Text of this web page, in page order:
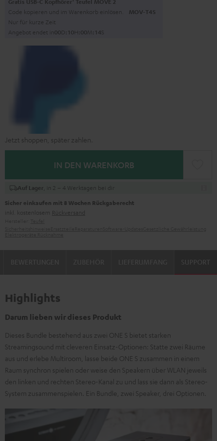
Gratis USB-C Kopfhörer Teufel MOVE 2
Code kopieren und im Warenkorb einlösen. MOV-T4S
Nur für kurze Zeit
Angebot endet in00D:10H:00M:13S
Jetzt shoppen, später zahlen.
IN DEN WARENKORB
Auf Lager , in 2 – 4 Werktagen bei dir
Sicher einkaufen mit 8 Wochen Rückgaberecht
inkl. kostenlosem Rückversand
SUPPORT
Highlights
Darum lieben wir dieses Produkt
Dieses Bundle bestehend aus zwei ONE S bietet starken
Streamingsound mit cleveren Einsatz-Optionen: Statte zwei Räume
aus und erlebe Multiroom, lasse beide ONE S zusammen in einem
Raum synchron spielen oder weise den Speakern über WLAN jeweils
den linken und rechten Stereo-Kanal zu und lass sie dann als Stereo-
System zusammenspielen. Ein Bundle, zwei Speaker, drei Optionen.